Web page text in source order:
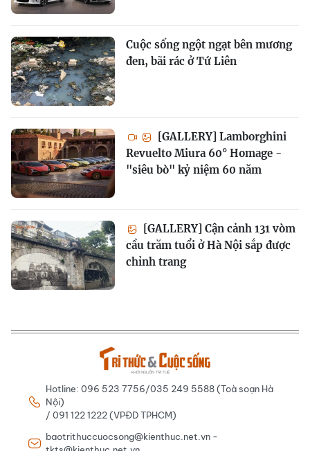
Cuộc sống ngột ngạt bên mương
đen, bãi rác ở Tứ Liên
[GALLERY] Lamborghini
Revuelto Miura 60° Homage -
"siêu bò" kỷ niệm 60 năm
[GALLERY] Cận cảnh 131 vòm
cầu trăm tuổi ở Hà Nội sắp được
chỉnh trang
Hotline: 096 523 7756/035 249 5588 (Toà soạn Hà
Nội)
/ 091 122 1222 (VPĐD TPHCM)
baotrithuccuocsong@kienthuc.net.vn -